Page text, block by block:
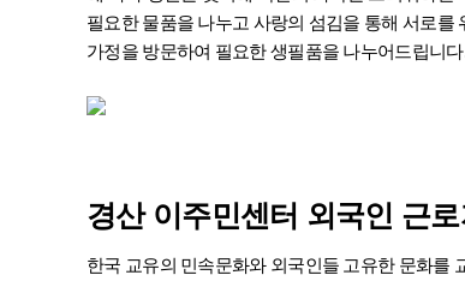
필요한 물품을 나누고 사랑의 섬김을 통해 서로를
가정을 방문하여 필요한 생필품을 나누어드립니
경산 이주민센터 외국인 근
한국 교유의 민속문화와 외국인들 고유한 문화를